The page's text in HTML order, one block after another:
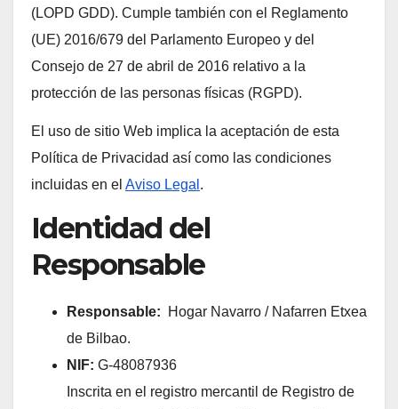
(LOPD GDD). Cumple también con el Reglamento
(UE) 2016/679 del Parlamento Europeo y del
Consejo de 27 de abril de 2016 relativo a la
protección de las personas físicas (RGPD).
El uso de sitio Web implica la aceptación de esta
Política de Privacidad así como las condiciones
incluidas en el Aviso Legal .
Identidad del
Responsable
Responsable: Hogar Navarro / Nafarren Etxea
de Bilbao.
NIF: G-48087936
Inscrita en el registro mercantil de Registro de